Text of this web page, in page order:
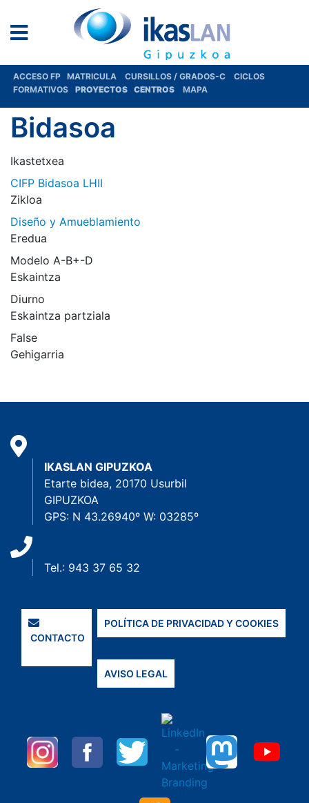
ACCESO FP MATRICULA CURSILLOS / GRADOS-C
CICLOS
FORMATIVOS
PROYECTOS CENTROS MAPA
Bidasoa
Ikastetxea
CIFP Bidasoa LHII
Zikloa
Diseño y Amueblamiento
Eredua
Modelo A-B+-D
Eskaintza
Diurno
Eskaintza partziala
False
Gehigarria
IKASLAN GIPUZKOA
Etarte bidea, 20170 Usurbil
GIPUZKOA
GPS: N 43.26940º W: 03285º
Tel.: 943 37 65 32
CONTACTO
POLÍTICA DE PRIVACIDAD Y COOKIES
AVISO LEGAL